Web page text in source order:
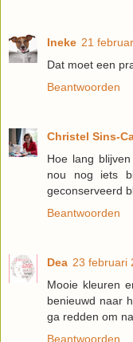
Ineke 21
Dat moet een
Beantwoorden
Christel Sins-
Hoe lang
nou nog iets
geconserveerd
Beantwoorden
Dea 23 februari
Mooie kleuren
benieuwd naar
ga redden om
Beantwoorden